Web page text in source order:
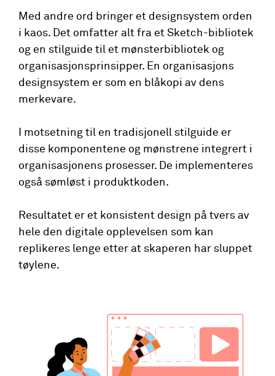
Med andre ord bringer et designsystem orden
i kaos. Det omfatter alt fra et Sketch-bibliotek
og en stilguide til et mønsterbibliotek og
organisasjonsprinsipper. En organisasjons
designsystem er som en blåkopi av dens
merkevare.
I motsetning til en tradisjonell stilguide er
disse komponentene og mønstrene integrert i
organisasjonens prosesser. De implementeres
også sømløst i produktkoden.
Resultatet er et konsistent design på tvers av
hele den digitale opplevelsen som kan
replikeres lenge etter at skaperen har sluppet
tøylene.